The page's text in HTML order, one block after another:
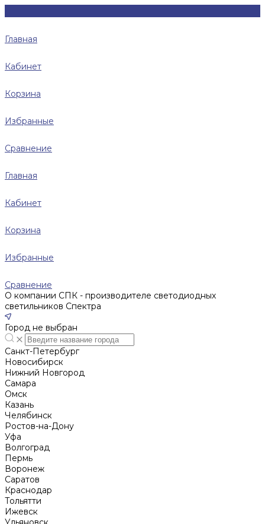
Главная
Кабинет
Корзина
Избранные
Сравнение
Главная
Кабинет
Корзина
Избранные
Сравнение
О компании СПК - производителе светодиодных
светильников Спектра
Город не выбран
Санкт-Петербург
Новосибирск
Нижний Новгород
Cамара
Омск
Казань
Челябинск
Ростов-на-Дону
Уфа
Волгоград
Пермь
Воронеж
Саратов
Краснодар
Тольятти
Ижевск